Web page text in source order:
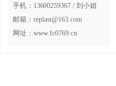
手机：13600259367 / 刘小姐
邮箱：replast@163.com
网址：www.fc0769.cn